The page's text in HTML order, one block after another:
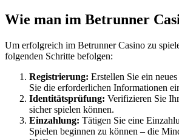
Wie man im Betrunner
Um erfolgreich im Betrunner Casino zu
folgenden Schritte befolgen:
Registrierung: Erstellen Sie ein
Sie die erforderlichen Informationen
Identitätsprüfung: Verifizieren Sie
sicher spielen können.
Einzahlung: Tätigen Sie eine
Spielen beginnen zu können – die